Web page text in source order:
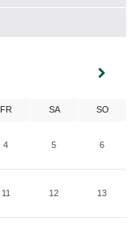
FR SA SO
4 5 6
11 12 13